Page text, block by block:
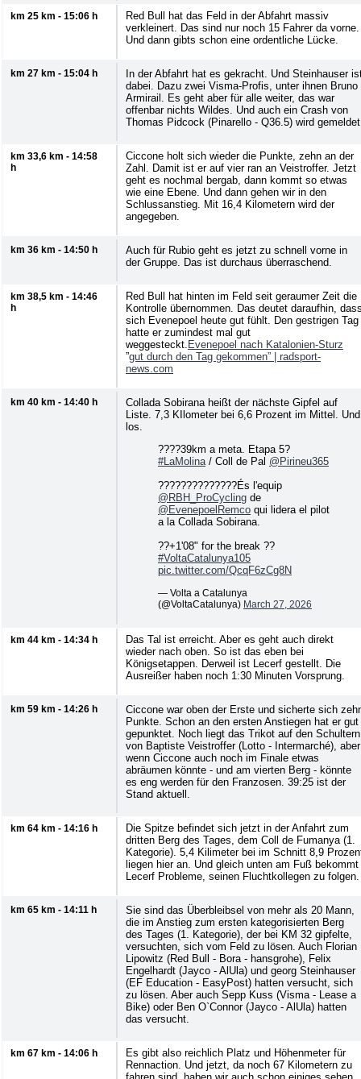
km 25 km - 15:06 h
Red Bull hat das Feld in der Abfahrt massiv
verkleinert. Das sind nur noch 15 Fahrer da vorne.
Und dann gibts schon eine ordentliche Lücke.
km 27 km - 15:04 h
In der Abfahrt hat es gekracht. Und Steinhauser
dabei. Dazu zwei Visma-Profis, unter ihnen Bruno
Armirail. Es geht aber für alle weiter, das war
offenbar nichts Wildes. Und auch ein Crash von
Thomas Pidcock (Pinarello - Q36.5) wird
km 33,6 km - 14:58
h
Ciccone holt sich wieder die Punkte, zehn an der
Zahl. Damit ist er auf vier ran an Veistroffer. Jetzt
geht es nochmal bergab, dann kommt so etwas
wie eine Ebene. Und dann gehen wir in den
Schlussanstieg. Mit 16,4 Kilometern wird der
angegeben.
km 36 km - 14:50 h
Auch für Rubio geht es jetzt zu schnell vorne in
der Gruppe. Das ist durchaus überraschend.
km 38,5 km - 14:46
h
Red Bull hat hinten im Feld seit geraumer Zeit die
Kontrolle übernommen. Das deutet daraufhin,
sich Evenepoel heute gut fühlt. Den gestrigen Tag
hatte er zumindest mal gut
weggesteckt. Evenepoel nach Katalonien-Sturz
”gut durch den Tag gekommen” | radsport-
news.com
km 40 km - 14:40 h
Collada Sobirana heißt der nächste Gipfel auf
Liste. 7,3 KIlometer bei 6,6 Prozent im Mittel. Und
los.
????39km a meta. Etapa 5?
#LaMolina/ Coll de Pal @Pirineu365
??????????????És l'equip
@RBH_ProCycling de
@EvenepoelRemco qui lidera el pilot
a la Collada Sobirana.
??+1'08" for the break ??
#VoltaCatalunya105
pic.twitter.com/QcqF6zCg8N
— Volta a Catalunya
(@VoltaCatalunya) March 27, 2026
km 44 km - 14:34 h
Das Tal ist erreicht. Aber es geht auch direkt
wieder nach oben. So ist das eben bei
Königsetappen. Derweil ist Lecerf gestellt. Die
Ausreißer haben noch 1:30 Minuten Vorsprung.
km 59 km - 14:26 h
Ciccone war oben der Erste und sicherte sich
Punkte. Schon an den ersten Anstiegen hat er gut
gepunktet. Noch liegt das Trikot auf den Schultern
von Baptiste Veistroffer (Lotto - Intermarché), aber
wenn Ciccone auch noch im Finale etwas
abräumen könnte - und am vierten Berg - könnte
es eng werden für den Franzosen. 39:25 ist der
Stand aktuell.
km 64 km - 14:16 h
Die Spitze befindet sich jetzt in der Anfahrt zum
dritten Berg des Tages, dem Coll de Fumanya (1.
Kategorie). 5,4 Kilimeter bei im Schnitt 8,9
liegen hier an. Und gleich unten am Fuß bekommt
Lecerf Probleme, seinen Fluchtkollegen zu folgen.
km 65 km - 14:11 h
Sie sind das Überbleibsel von mehr als 20 Mann,
die im Anstieg zum ersten kategorisierten Berg
des Tages (1. Kategorie), der bei KM 32 gipfelte,
versuchten, sich vom Feld zu lösen. Auch Florian
Lipowitz (Red Bull - Bora - hansgrohe), Felix
Engelhardt (Jayco - AlUla) und georg Steinhauser
(EF Education - EasyPost) hatten versucht, sich
zu lösen. Aber auch Sepp Kuss (Visma - Lease a
Bike) oder Ben O`Connor (Jayco - AlUla) hatten
das versucht.
km 67 km - 14:06 h
Es gibt also reichlich Platz und Höhenmeter für
Rennaction. Und jetzt, da noch 67 Kilometern zu